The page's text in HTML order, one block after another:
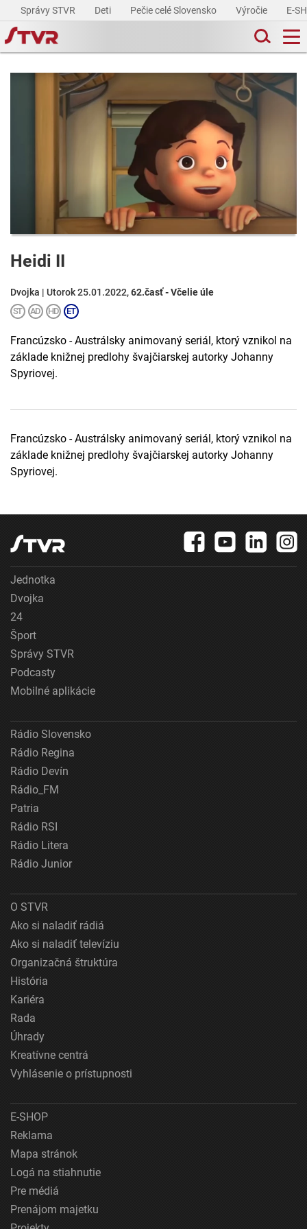
Správy STVR Deti Pečie celé Slovensko Výročie E-
Heidi II
Dvojka | Utorok 25.01.2022,62.časť - Včelie úle
Francúzsko - Austrálsky animovaný seriál, ktorý vznikol na
základe knižnej predlohy švajčiarskej autorky Johanny
Spyriovej.
Francúzsko - Austrálsky animovaný seriál, ktorý vznikol na
základe knižnej predlohy švajčiarskej autorky Johanny
Spyriovej.
Jednotka
Dvojka
24
Šport
Správy STVR
Podcasty
Mobilné aplikácie
Rádio Slovensko
Rádio Regina
Rádio Devín
Rádio_FM
Patria
Rádio RSI
Rádio Litera
Rádio Junior
O STVR
Ako si naladiť rádiá
Ako si naladiť televíziu
Organizačná štruktúra
História
Kariéra
Rada
Úhrady
Kreatívne centrá
Vyhlásenie o prístupnosti
E-SHOP
Reklama
Mapa stránok
Logá na stiahnutie
Pre médiá
Prenájom majetku